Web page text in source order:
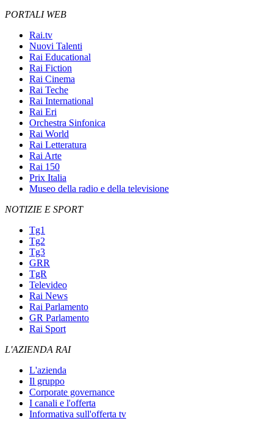
PORTALI WEB
Rai.tv
Nuovi Talenti
Rai Educational
Rai Fiction
Rai Cinema
Rai Teche
Rai International
Rai Eri
Orchestra Sinfonica
Rai World
Rai Letteratura
Rai Arte
Rai 150
Prix Italia
Museo della radio e della televisione
NOTIZIE E SPORT
Tg1
Tg2
Tg3
GRR
TgR
Televideo
Rai News
Rai Parlamento
GR Parlamento
Rai Sport
L'AZIENDA RAI
L'azienda
Il gruppo
Corporate governance
I canali e l'offerta
Informativa sull'offerta tv